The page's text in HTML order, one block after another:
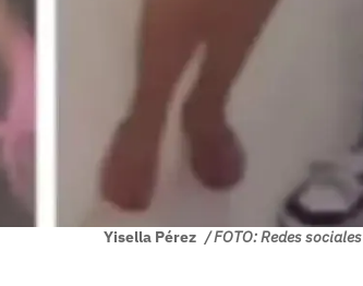
Yisella Pérez / FOTO: Redes sociales